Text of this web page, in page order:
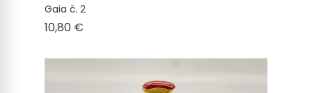
Gaia č. 2
10,80 €